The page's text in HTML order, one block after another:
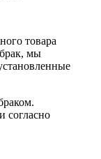
товара
мы
согласно